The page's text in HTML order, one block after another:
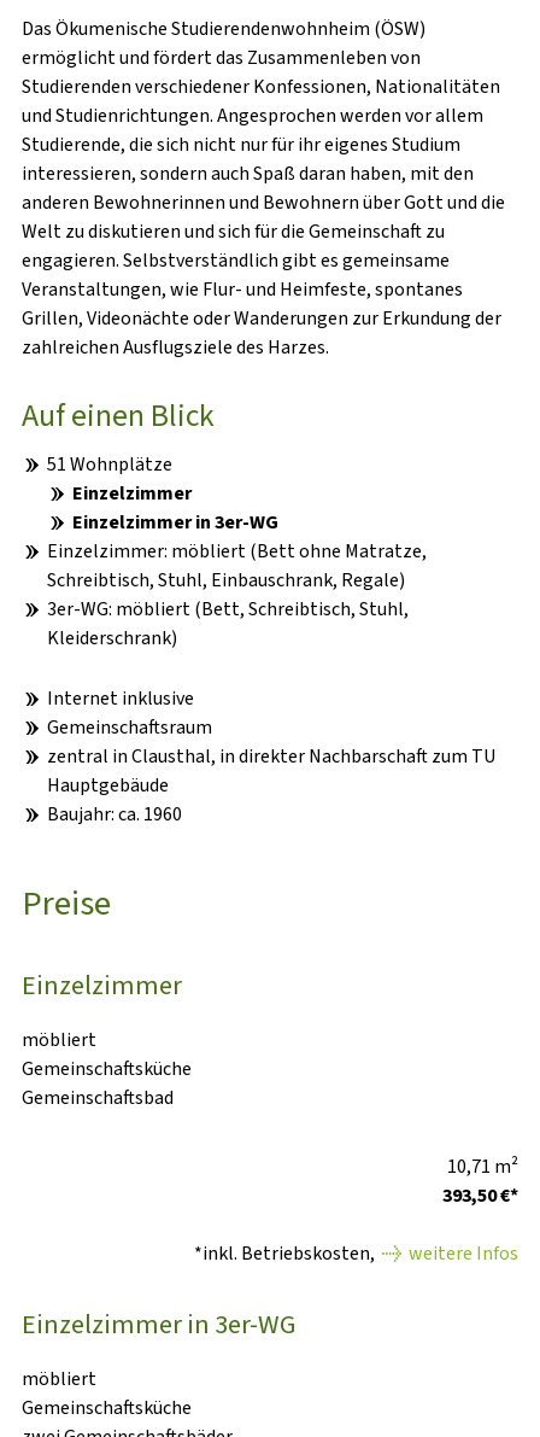
BERATUNGSSTELLE
RECHTSBERATUNG
VOR DEM STUDIUM
ANKUNFT & ERSTE SCHRITTE
IM STUDIUM
NACH DEM STUDIUM
Das Ökumenische Studierendenwohnheim (ÖSW)
ermöglicht und fördert das Zusammenleben von
Studierenden verschiedener Konfessionen, Nationalitäten
und Studienrichtungen. Angesprochen werden vor allem
Studierende, die sich nicht nur für ihr eigenes Studium
interessieren, sondern auch Spaß daran haben, mit den
anderen Bewohnerinnen und Bewohnern über Gott und die
Welt zu diskutieren und sich für die Gemeinschaft zu
engagieren. Selbstverständlich gibt es gemeinsame
Veranstaltungen, wie Flur- und Heimfeste, spontanes
Grillen, Videonächte oder Wanderungen zur Erkundung der
zahlreichen Ausflugsziele des Harzes.
Auf einen Blick
51 Wohnplätze
Einzelzimmer
Einzelzimmer in 3er-WG
Einzelzimmer: möbliert (Bett ohne Matratze,
Schreibtisch, Stuhl, Einbauschrank, Regale)
3er-WG: möbliert (Bett, Schreibtisch, Stuhl,
Kleiderschrank)
Internet inklusive
Gemeinschaftsraum
zentral in Clausthal, in direkter Nachbarschaft zum TU
Hauptgebäude
Baujahr: ca. 1960
Preise
Einzelzimmer
möbliert
Gemeinschaftsküche
Gemeinschaftsbad
10,71 m²
393,50 €*
*inkl. Betriebskosten, weitere Infos
Einzelzimmer in 3er-WG
möbliert
Gemeinschaftsküche